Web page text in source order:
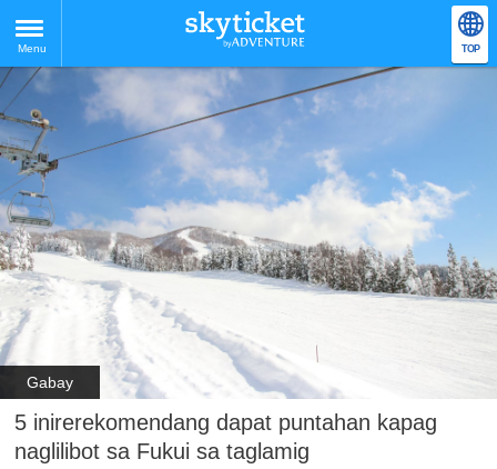
Menu TOP
Gabay
5 inirerekomendang dapat puntahan kapag
naglilibot sa Fukui sa taglamig